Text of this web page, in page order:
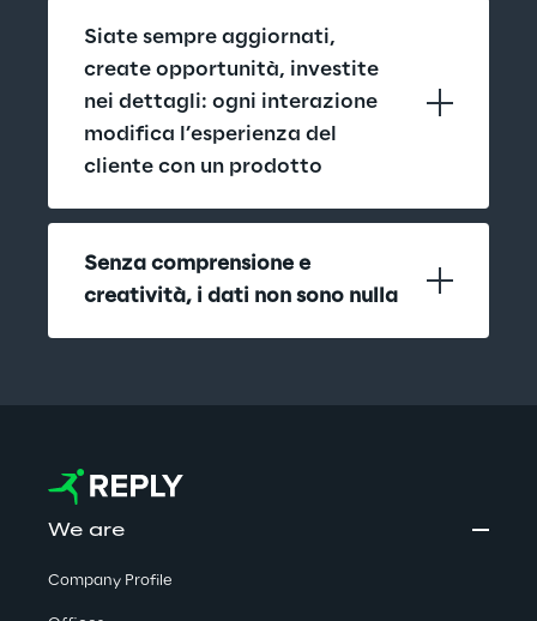
Siate sempre aggiornati,
create opportunità, investite
nei dettagli: ogni interazione
modifica l’esperienza del
cliente con un prodotto
Senza comprensione e
creatività, i dati non sono nulla
We are
Company Profile